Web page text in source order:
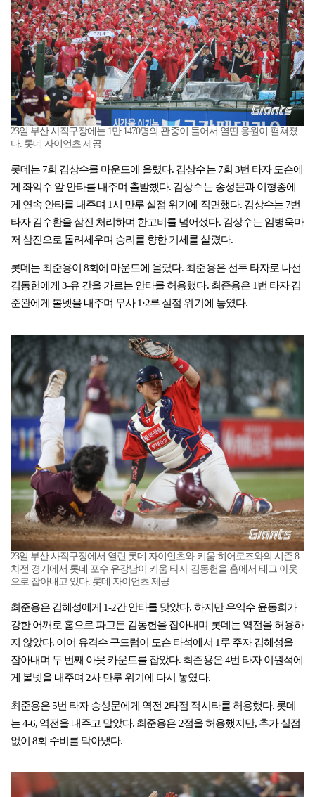
23일 부산 사직구장에는 1만 1470명의 관중이 들어서 열띤 응원이 펼쳐졌
다. 롯데 자이언츠 제공
롯데는 7회 김상수를 마운드에 올렸다. 김상수는 7회 3번 타자 도슨에
게 좌익수 앞 안타를 내주며 출발했다. 김상수는 송성문과 이형종에
게 연속 안타를 내주며 1시 만루 실점 위기에 직면했다. 김상수는 7번
타자 김수환을 삼진 처리하며 한고비를 넘어섰다. 김상수는 임병욱마
저 삼진으로 돌려세우며 승리를 향한 기세를 살렸다.
롯데는 최준용이 8회에 마운드에 올랐다. 최준용은 선두 타자로 나선
김동헌에게 3-유 간을 가르는 안타를 허용했다. 최준용은 1번 타자 김
준완에게 볼넷을 내주며 무사 1·2루 실점 위기에 놓였다.
23일 부산 사직구장에서 열린 롯데 자이언츠와 키움 히어로즈와의 시즌 8
차전 경기에서 롯데 포수 유강남이 키움 타자 김동헌을 홈에서 태그 아웃
으로 잡아내고 있다. 롯데 자이언츠 제공
최준용은 김혜성에게 1-2간 안타를 맞았다. 하지만 우익수 윤동희가
강한 어깨로 홈으로 파고든 김동헌을 잡아내며 롯데는 역전을 허용하
지 않았다. 이어 유격수 구드럼이 도슨 타석에서 1루 주자 김혜성을
잡아내며 두 번째 아웃 카운트를 잡았다. 최준용은 4번 타자 이원석에
게 볼넷을 내주며 2사 만루 위기에 다시 놓였다.
최준용은 5번 타자 송성문에게 역전 2타점 적시타를 허용했다. 롯데
는 4-6, 역전을 내주고 말았다. 최준용은 2점을 허용했지만, 추가 실점
없이 8회 수비를 막아냈다.